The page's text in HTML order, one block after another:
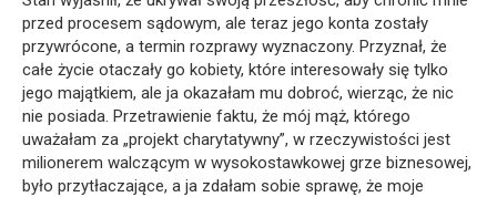
przed procesem sądowym, ale teraz jego konta zostały
przywrócone, a termin rozprawy wyznaczony. Przyznał, że
całe życie otaczały go kobiety, które interesowały się tylko
jego majątkiem, ale ja okazałam mu dobroć, wierząc, że nic
nie posiada. Przetrawienie faktu, że mój mąż, którego
uważałam za „projekt charytatywny”, w rzeczywistości jest
milionerem walczącym w wysokostawkowej grze biznesowej,
było przytłaczające, a ja zdałam sobie sprawę, że moje